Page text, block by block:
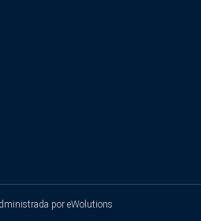
por eWolutions